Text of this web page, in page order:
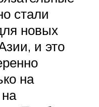
стали
новых
и это
на